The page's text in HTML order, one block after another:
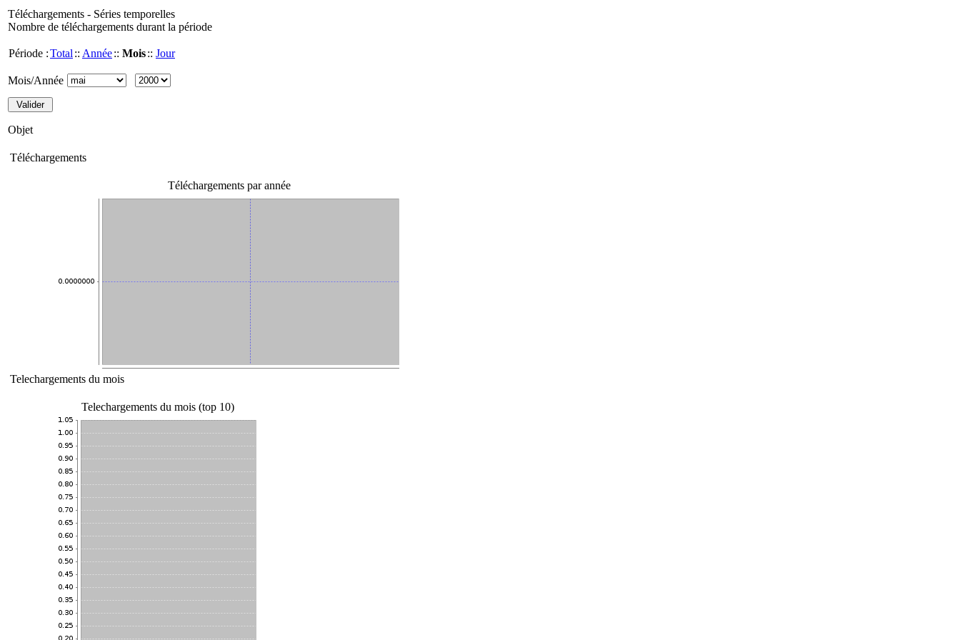
Téléchargements - Séries temporelles
Nombre de téléchargements durant la période
Période :Total :: Année:: Mois:: Jour
Mois/Année
Objet
Téléchargements
Téléchargements par année
Telechargements du mois
Telechargements du mois (top 10)